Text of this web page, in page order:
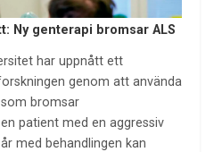
Ny genterapi bromsar ALS
har uppnått ett
genom att använda
bromsar
patient med en aggressiv
med behandlingen kan